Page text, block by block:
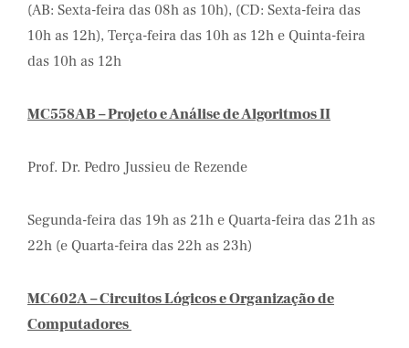
(AB: Sexta-feira das 08h as 10h), (CD: Sexta-feira das
10h as 12h), Terça-feira das 10h as 12h e Quinta-feira
das 10h as 12h
MC558AB – Projeto e Análise de Algoritmos II
Prof. Dr. Pedro Jussieu de Rezende
Segunda-feira das 19h as 21h e Quarta-feira das 21h as
22h (e Quarta-feira das 22h as 23h)
MC602A – Circuitos Lógicos e Organização de
Computadores